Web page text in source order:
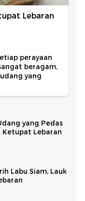
Lebaran
perayaan
beragam,
yang
yang Pedas
Ketupat Lebaran
Labu Siam, Lauk